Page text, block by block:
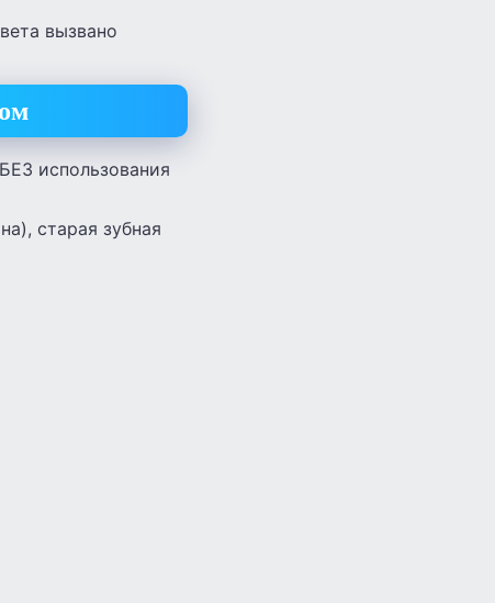
вызвано
использования
старая зубная